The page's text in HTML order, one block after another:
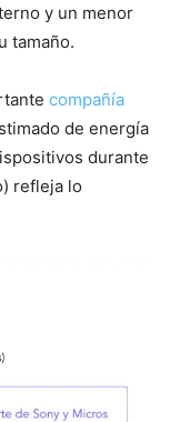
y un menor
tamaño.
compañía
de energía
durante
refleja lo